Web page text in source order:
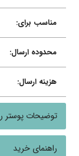
مناسب برای:
محدوده ارسال:
هزینه ارسال:
توضیحات پوستر
راهنمای خرید